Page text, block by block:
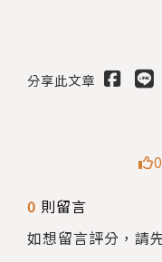
分享此文章
0 則留言
如想留言評分，請